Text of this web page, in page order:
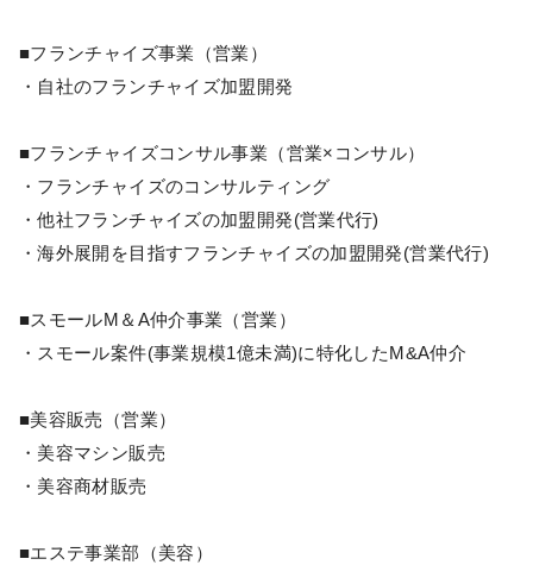
■フランチャイズ事業（営業）
・自社のフランチャイズ加盟開発
■フランチャイズコンサル事業（営業×コンサル）
・フランチャイズのコンサルティング
・他社フランチャイズの加盟開発(営業代行)
・海外展開を目指すフランチャイズの加盟開発(営業代行)
■スモールM＆A仲介事業（営業）
・スモール案件(事業規模1億未満)に特化したM&A仲介
■美容販売（営業）
・美容マシン販売
・美容商材販売
■エステ事業部（美容）